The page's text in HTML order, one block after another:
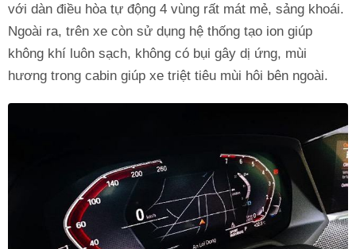
với dàn điều hòa tự động 4 vùng rất mát mẻ, sảng khoái.
Ngoài ra, trên xe còn sử dụng hệ thống tạo ion giúp
không khí luôn sạch, không có bụi gây dị ứng, mùi
hương trong cabin giúp xe triệt tiêu mùi hôi bên ngoài.